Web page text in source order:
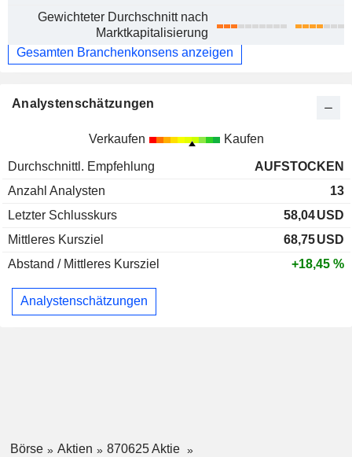
Gewichteter Durchschnitt nach
Marktkapitalisierung
Gesamten Branchenkonsens anzeigen
Analystenschätzungen
Verkaufen Kaufen
Durchschnittl. Empfehlung
AUFSTOCKEN
Anzahl Analysten
13
Letzter Schlusskurs
58,04USD
Mittleres Kursziel
68,75USD
Abstand / Mittleres Kursziel
+18,45 %
Analystenschätzungen
Börse Aktien
870625 Aktie